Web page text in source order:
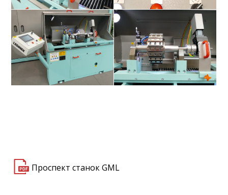
Заточной станок GML
Проспект станок GML